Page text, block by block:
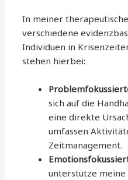
In meiner
verschiedene
Individuen in
stehen hierbei:
sich auf die
eine direkte
umfassen
Zeitmanagement.
unterstütze